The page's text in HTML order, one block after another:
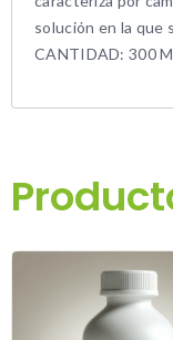
solución en la que
CANTIDAD: 300